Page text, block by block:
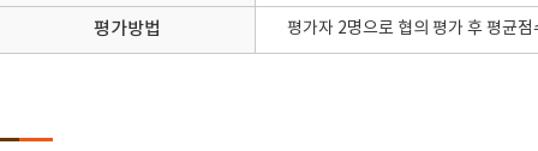
평가방법 평가자 2명으로 협의 평가 후 평균